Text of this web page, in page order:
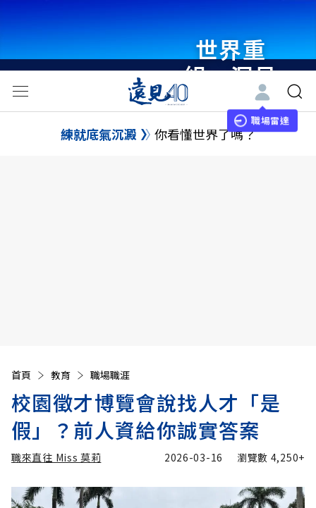
世界重
組・洞見
未來 與
世界領袖
職場雷達
練就底氣沉澱 你看懂世界了嗎？
首頁 教育 職場職涯
校園徵才博覽會說找人才「是
假」？前人資給你誠實答案
職來直往 Miss 莫莉 2026-03-16 瀏覽數 4,250+